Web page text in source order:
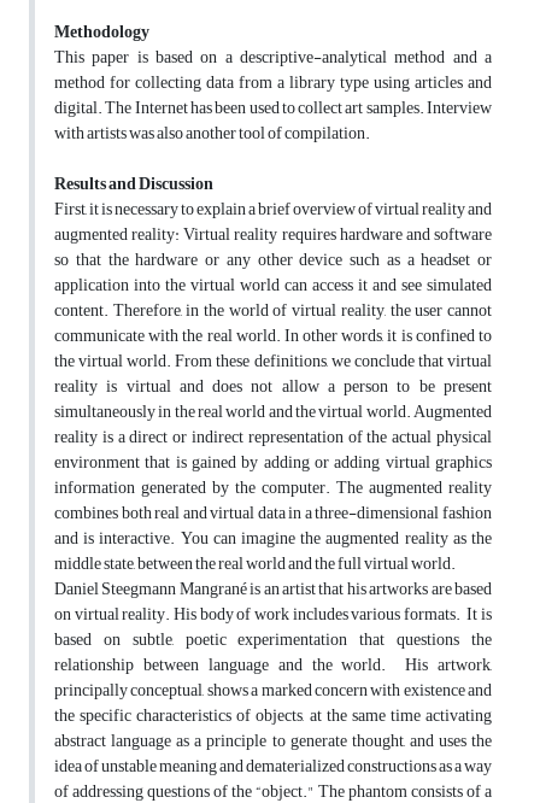
Methodology
This paper is based on a descriptive-analytical method and a
method for collecting data from a library type using articles and
digital. The Internet has been used to collect art samples. Interview
with artists was also another tool of compilation.
Results and Discussion
First, it is necessary to explain a brief overview of virtual reality and
augmented reality: Virtual reality requires hardware and software
so that the hardware or any other device such as a headset or
application into the virtual world can access it and see simulated
content. Therefore, in the world of virtual reality, the user cannot
communicate with the real world. In other words, it is confined to
the virtual world. From these definitions, we conclude that virtual
reality is virtual and does not allow a person to be present
simultaneously in the real world and the virtual world. Augmented
reality is a direct or indirect representation of the actual physical
environment that is gained by adding or adding virtual graphics
information generated by the computer. The augmented reality
combines both real and virtual data in a three-dimensional fashion
and is interactive. You can imagine the augmented reality as the
middle state, between the real world and the full virtual world.
Daniel Steegmann Mangrané is an artist that his artworks are based
on virtual reality. His body of work includes various formats. It is
based on subtle, poetic experimentation that questions the
relationship between language and the world. His artwork,
principally conceptual, shows a marked concern with existence and
the specific characteristics of objects, at the same time activating
abstract language as a principle to generate thought, and uses the
idea of unstable meaning and dematerialized constructions as a way
of addressing questions of the “object." The phantom consists of a